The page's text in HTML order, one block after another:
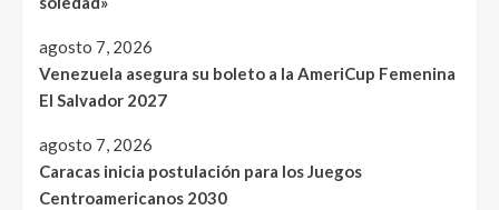
agosto 7, 2026
Venezuela asegura su boleto a la AmeriCup Femenina
El Salvador 2027
agosto 7, 2026
Caracas inicia postulación para los Juegos
Centroamericanos 2030